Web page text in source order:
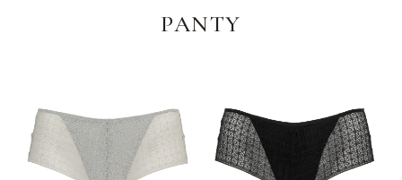
PANTY